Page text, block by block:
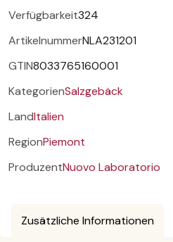
Verfügbarkeit324
ArtikelnummerNLA231201
GTIN8033765160001
KategorienSalzgebäck
LandItalien
RegionPiemont
ProduzentNuovo Laboratorio
Zusätzliche Informationen